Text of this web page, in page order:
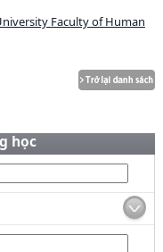
Faculty of Human
học